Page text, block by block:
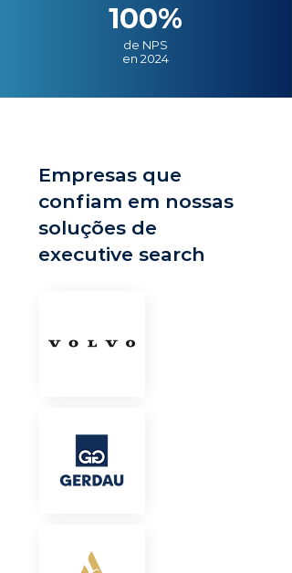
100%
de NPS
en 2024
Empresas que
confiam em nossas
soluções de
executive search